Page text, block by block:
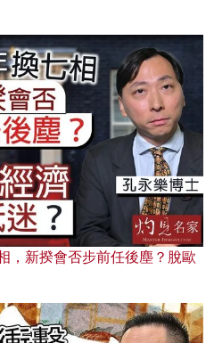
，新揆會否步前任後塵？脫歐